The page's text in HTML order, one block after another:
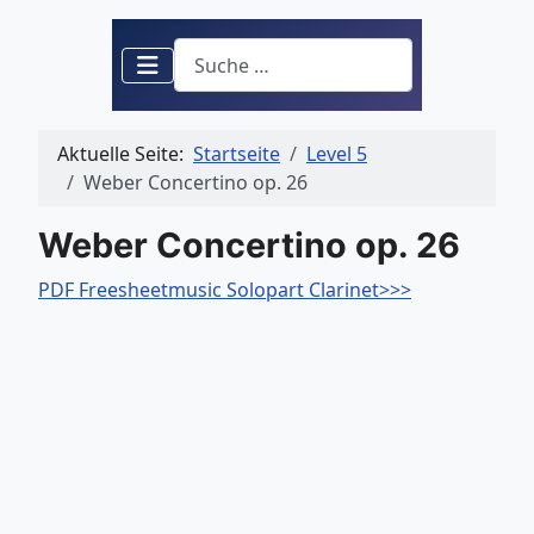
Suchen
Aktuelle Seite: Startseite
Level 5
Weber Concertino op. 26
Weber Concertino op. 26
PDF Freesheetmusic Solopart Clarinet>>>